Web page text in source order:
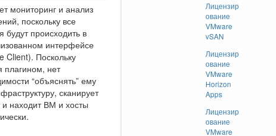
мониторинг и анализ
поскольку все
будут происходить в
интерфейсе
Client). Поскольку
плагином, нет
“объяснять” ему
сканирует
и находит ВМ и хосты
Лицензир
ование
VMware
vSAN
Лицензир
ование
VMware
Horizon
Apps
Лицензир
ование
VMware